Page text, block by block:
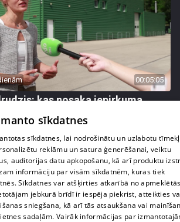
00:05:05
kas nosaka iepirkuma
sīkdatnes
sīkdatnes, lai nodrošinātu un uzlabotu
reklāmu un satura ģenerēšanai, veiktu
auditorijas datu apkopošanu, kā arī produktu
informāciju par visām sīkdatnēm, kuras tiek
Sīkdatnes var atšķirties atkarībā no
jebkurā brīdī ir iespēja piekrist, atteikties
sniegšana, kā arī tās atsaukšana vai
sadaļām. Vairāk informācijas par